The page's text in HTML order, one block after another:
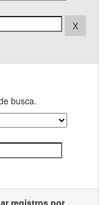
busca.
registros por